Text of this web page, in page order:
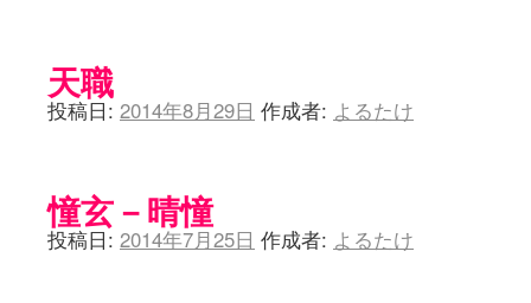
天職
投稿日: 2014年8月29日 作成者: よるたけ
憧玄－晴憧
投稿日: 2014年7月25日 作成者: よるたけ